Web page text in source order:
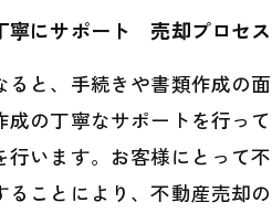
寧にサポート 売却プロセ
と、手続きや書類作成の
の丁寧なサポートを行っ
行います。お客様にとって
ることにより、不動産売却